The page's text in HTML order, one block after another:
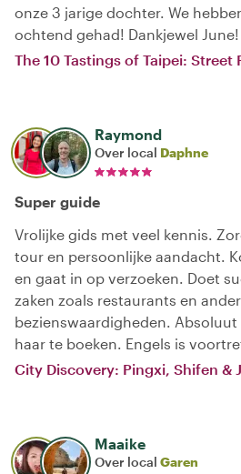
onze 3 jarige dochter. We
ochtend gehad! Dankjewel June!
The 10 Tastings of Taipei: Street
Raymond
Over local Daphne
Super guide
Vrolijke gids met veel kennis.
tour en persoonlijke aandacht.
en gaat in op verzoeken. Doet
zaken zoals restaurants en
bezienswaardigheden.
haar te boeken. Engels is
City Discovery: Pingxi, Shifen &
Maaike
Over local Garen